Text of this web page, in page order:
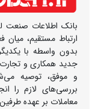
بانک اطلاعات صنعت
ارتباط مستقیم،
بدون واسطه با
جدید همکاری و تجارت
و موفق، توصیه
بررسی‌های لازم را
معاملات بر عهده